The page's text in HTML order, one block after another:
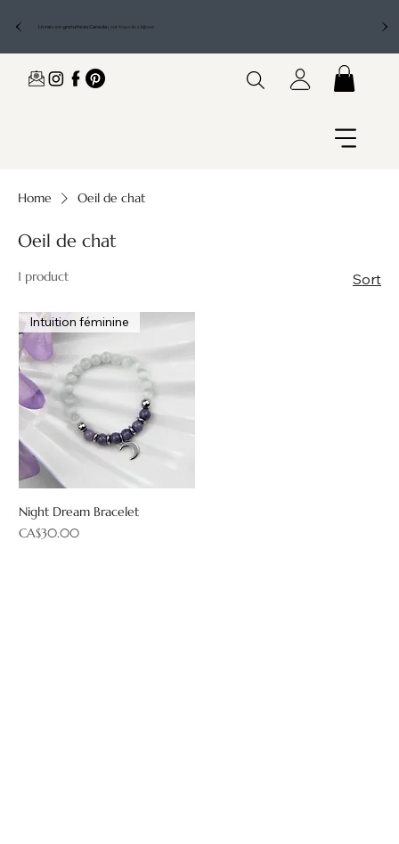
Livraison gratuite au Canada| sur tous les bijoux
Home Oeil de chat
Oeil de chat
1 product Sort
Intuition féminine
Night Dream Bracelet
Price
CA$30.00